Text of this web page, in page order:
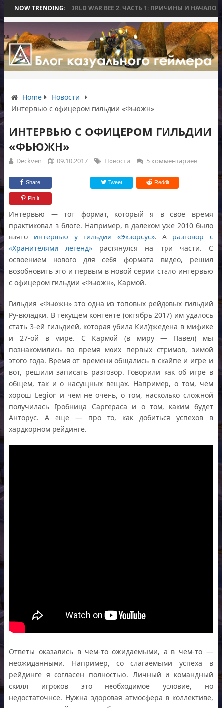
NOW TRENDING:
ЗА ДЕЛЬВ WORLD WAR BEE 2. ЧАСТЬ 1: ПРИЧИНЫ И НАЧАЛО
Home
Новости
Интервью с офицером гильдии «Фьюжн»
ИНТЕРВЬЮ С ОФИЦЕРОМ ГИЛЬДИИ
«ФЬЮЖН»
Deckven 09.10.2017 Новости 5 комментариев
Share Tweet Reddit
Pin it
Интервью — тот формат, который я в свое время
практиковал в блоге. Например, в далеком уже 2010 было
взято интервью у гильдии «Экзорсус». А разговор с
«Хранителями легенд» растянулся на три части. С
освоением нового для себя формата видео, решил
возобновить это и первым в новой серии стало интервью
с офицером гильдии «Фьюжн», Кармой.
Гильдия «Фьюжн» это одна из топовых рейдовых гильдий
Ру-вкладки. В текущем контенте (октябрь 2017) им удалось
стать 3-ей гильдией, которая убила Кил’джедена в мифике
и 27-ой в мире. С Кармой (в миру — Павел) мы
познакомились во время моих первых стримов, зимой
этого года. Время от времени общались в скайпе и игре и
вот, решили записать разговор. Говорили как об игре в
общем, так и о насущных вещах. Например, о том, чем
хорош Legion и чем не очень, о том, насколько сложной
получилась Гробница Саргераса и о том, каким будет
Анторус. А еще — про то, как добиться успехов в
хардкорном рейдинге.
Ответы оказались в чем-то ожидаемыми, а в чем-то —
неожиданными. Например, со слагаемыми успеха в
рейдинге я согласен полностью. Личный и командный
скилл игроков это необходимое условие, но
недостаточное. Нужна здоровая атмосфера в коллективе,